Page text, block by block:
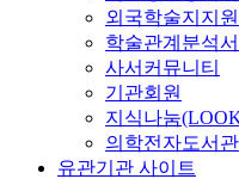
외국학술지지
학술관계분석
사서커뮤니티
기관회원
지식나눔
의학전자도서
유관기관 사이트